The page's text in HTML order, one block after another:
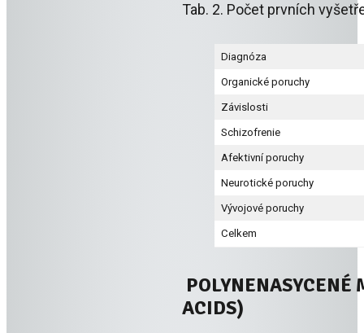
Tab. 2. Počet prvních
Diagnóza
Organické poruchy
Závislosti
Schizofrenie
Afektivní poruchy
Neurotické poruchy
Vývojové poruchy
Celkem
POLYNENASYCENÉ
ACIDS)